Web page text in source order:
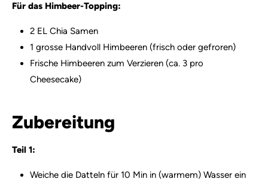
Für das Himbeer-Topping:
2 EL Chia Samen
1 grosse Handvoll Himbeeren (frisch oder gefroren)
Frische Himbeeren zum Verzieren (ca. 3 pro
Cheesecake)
Zubereitung
Teil 1:
Weiche die Datteln für 10 Min in (warmem) Wasser ein